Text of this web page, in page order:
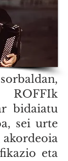
bidaiatu
sei urte
akordeoia
eta